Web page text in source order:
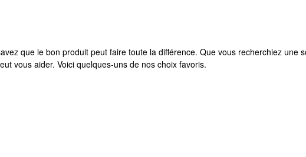
que le bon produit peut faire toute la différence. Que vous recherchiez
vous aider. Voici quelques-uns de nos choix favoris.